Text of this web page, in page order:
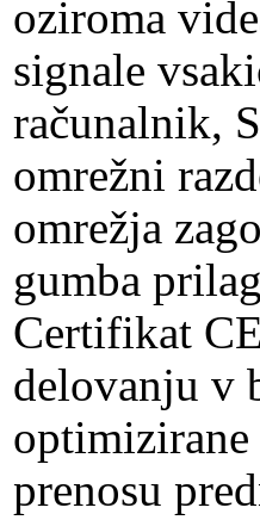
oziroma
signale
računalnik,
omrežni
omrežja
gumba
Certifikat
delovanju v
prenosu